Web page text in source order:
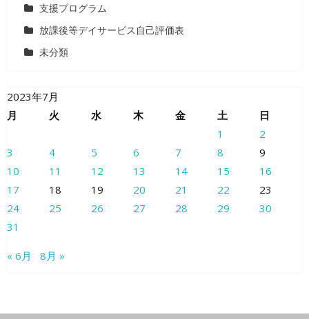
支援プログラム
放課後等デイサービス自己評価表
未分類
2023年7月
月
火 水 木 金 土
日
1
2
3
4 5 6 7 8
9
10
11 12 13 14 15
16
17
18 19 20 21 22
23
24
25 26 27 28 29
30
31
« 6月 8月 »